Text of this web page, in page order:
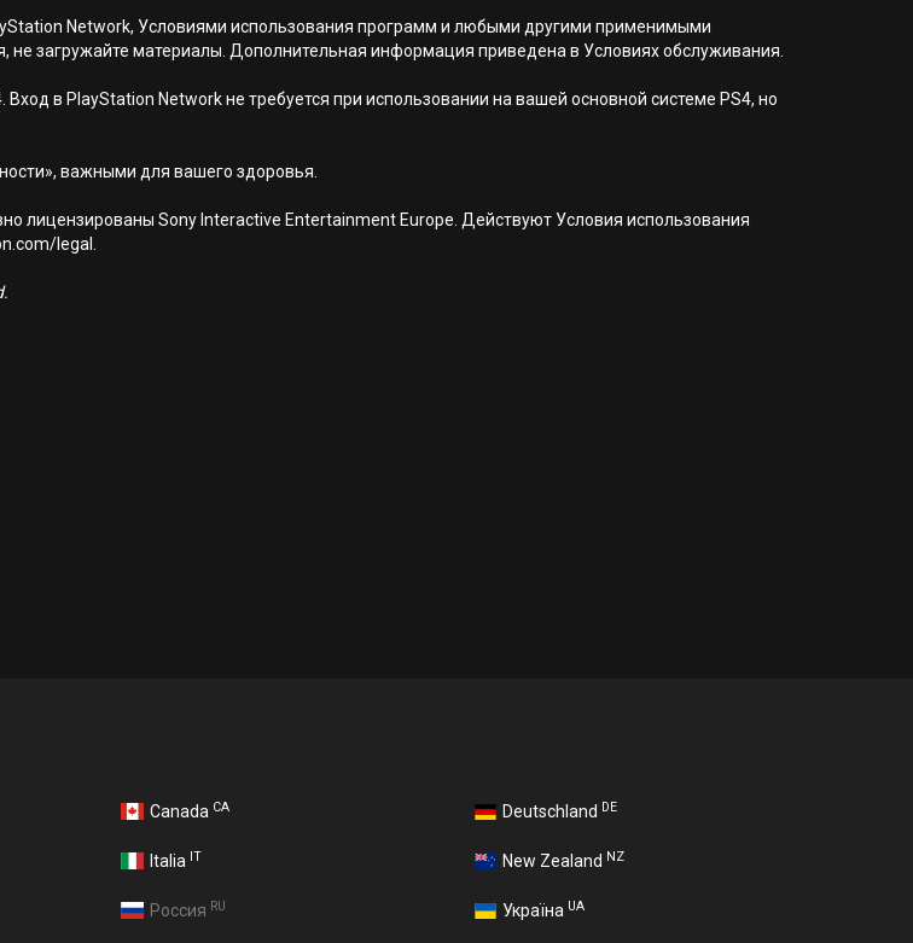
Network, Условиями использования программ и любыми другими применимыми
загружайте материалы. Дополнительная информация приведена в Условиях обслуживания.
в PlayStation Network не требуется при использовании на вашей основной системе PS4, но
важными для вашего здоровья.
лицензированы Sony Interactive Entertainment Europe. Действуют Условия использования
legal.
Canada CA Deutschland DE
Italia IT New Zealand NZ
Россия RU Україна UA